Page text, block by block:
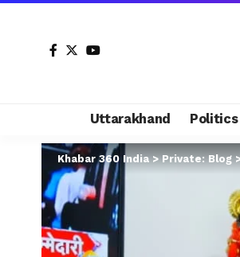
Uttarakhand Politics
Khabar 360 India> Private: Blog